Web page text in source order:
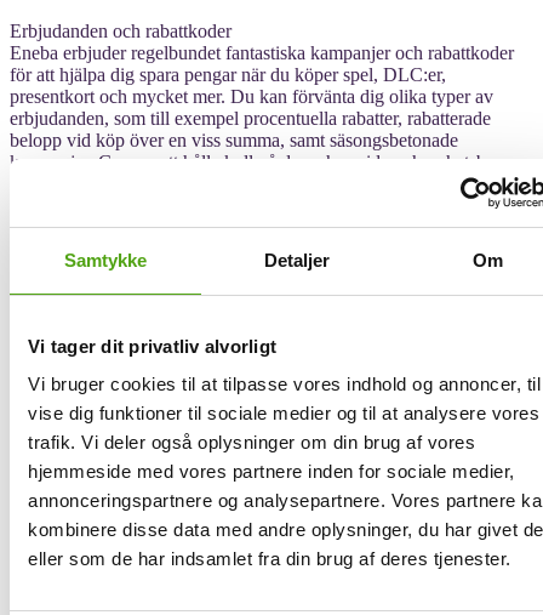
Samtykke Detaljer Om
Vi tager dit privatliv alvorligt
Vi bruger cookies til at tilpasse vores indhold og annoncer,
vise dig funktioner til sociale medier og til at analysere vores
trafik. Vi deler også oplysninger om din brug af vores
hjemmeside med vores partnere inden for sociale medier,
annonceringspartnere og analysepartnere. Vores partnere
kombinere disse data med andre oplysninger, du har givet
eller som de har indsamlet fra din brug af deres tjenester.
Erbjudanden och rabattkoder
Eneba erbjuder regelbundet fantastiska kampanjer och rabattkoder
för att hjälpa dig spara pengar när du köper spel, DLC:er,
presentkort och mycket mer. Du kan förvänta dig olika typer av
erbjudanden, som till exempel procentuella rabatter, rabatterade
belopp vid köp över en viss summa, samt säsongsbetonade
kampanjer. Genom att hålla koll på deras hemsida och nyhetsbrev
kan du få tillgång till exklusiva rabatter och förhandsinformation om
Eneba uppmärksammar också stora shoppingevents som Black
Friday och Cyber Monday, samt anordnar flash-försäljningar under
året där du kan göra fynd under begränsade tidsperioder. Som ny
för din första beställning.
Genom att vara en del av Enebans community får du tillgång till
förmånliga priser, säkra betalningslösningar och snabb återbetalning,
samt en kundsupport redo att assistera dig som fick problem. Tack
vare deras team av över 200 e-handels- och spelentusiaster världen
över kan du lita på Eneba som en tillförlitlig plattform för alla dina
digitala underhållningsbehov.
Få rabatt på ENEBA via Savier